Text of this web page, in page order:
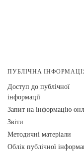
ПУБЛІЧНА
Доступ до публічної
інформації
Запит на інформацію
Звіти
Методичні матеріали
Облік публічної